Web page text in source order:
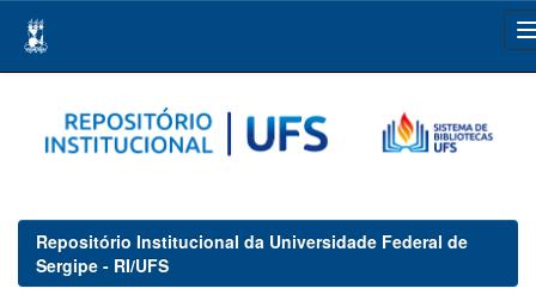
navigation
Repositório Institucional da Universidade Federal de
Sergipe - RI/UFS